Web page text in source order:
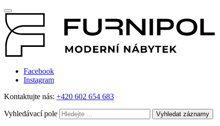
Facebook
Instagram
Kontaktujte nás: +420 602 654 683
Vyhledávací pole Vyhledat záznamy